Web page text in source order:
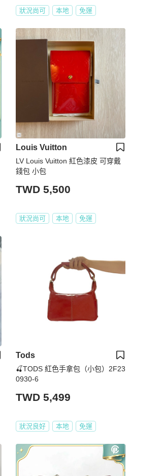
狀況尚可 本地 免運
Louis Vuitton
LV Louis Vuitton 紅色漆皮 可穿戴
錢包 小包
TWD 5,500
狀況尚可 本地 免運
Tods
🍒TODS 紅色手拿包（小包）2F23
0930-6
TWD 5,499
狀況良好 本地 免運